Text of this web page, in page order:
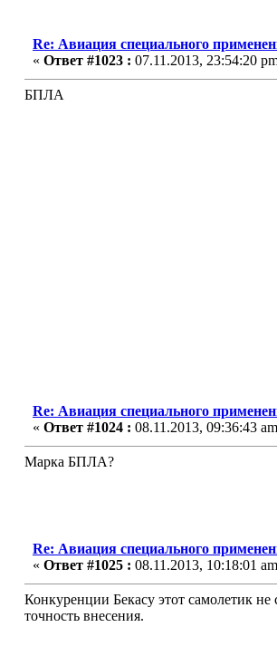
Re: Авиация специального
« Ответ #1023 : 07.11.2013, 23:54:20
БПЛА
Re: Авиация специального
« Ответ #1024 : 08.11.2013, 09:36:43
Марка БПЛА?
Re: Авиация специального
« Ответ #1025 : 08.11.2013, 10:18:01
Конкуренции Бекасу этот самолетик не
точность внесения.